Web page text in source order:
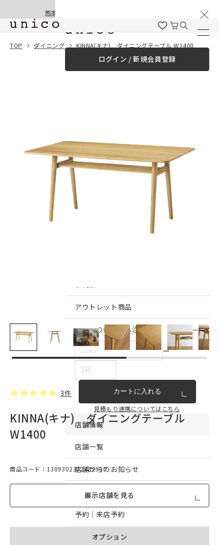
熊本地震の影響による配送遅延と停止について
ログイン / 新規会員登録
家具
カーテン
インテリア雑貨・その他
アウトレット商品
見積もり番号から注文する
ー
カートに入れる
見積もり連携についてはこちら
店舗情報
店舗一覧
店舗からのお知らせ
予約｜オンライン接客予約
予約｜来店予約
おすすめコンテンツ
TOP ダイニング KINNA(キナ) ダイニングテーブル W1400
一緒に購入する
3件
KINNA(キナ) ダイニングテーブル
W1400
商品コード：13093023024Z2900
展示店舗を見る
オプション